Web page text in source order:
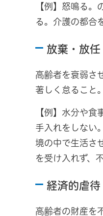
【例】怒鳴る
る。介護の都合
放棄・放任
高齢者を衰弱さ
著しく怠ること
【例】水分や
手入れをしない
境の中で生活さ
を受け入れず、
経済的虐待
高齢者の財産を